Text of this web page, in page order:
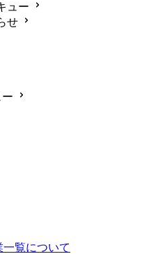
ュー
せ
覧について